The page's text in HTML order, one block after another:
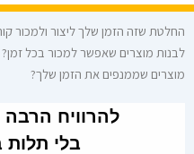
החלטת שזה הזמן שלך ליצור ולמכור
לבנות מוצרים שאפשר למכור בכל זמן?
מוצרים שממנפים את הזמן שלך?
להרוויח
בלי תלות